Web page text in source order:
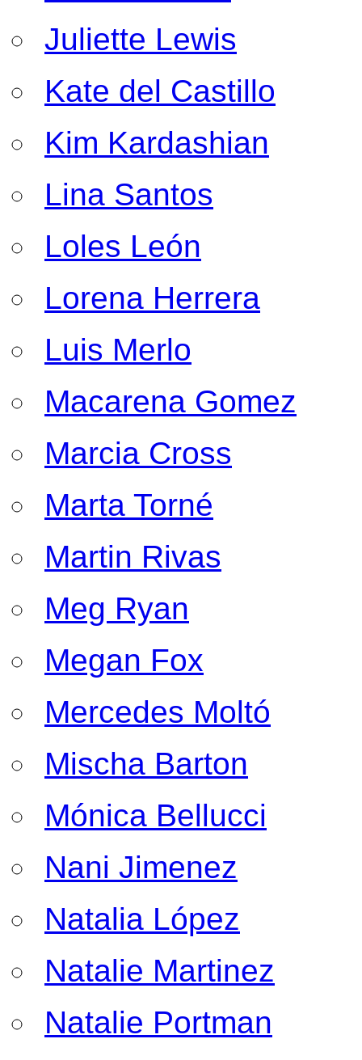
Juliette Lewis
Kate del Castillo
Kim Kardashian
Lina Santos
Loles León
Lorena Herrera
Luis Merlo
Macarena Gomez
Marcia Cross
Marta Torné
Martin Rivas
Meg Ryan
Megan Fox
Mercedes Moltó
Mischa Barton
Mónica Bellucci
Nani Jimenez
Natalia López
Natalie Martinez
Natalie Portman